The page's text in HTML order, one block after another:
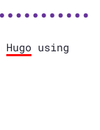
Hugo using